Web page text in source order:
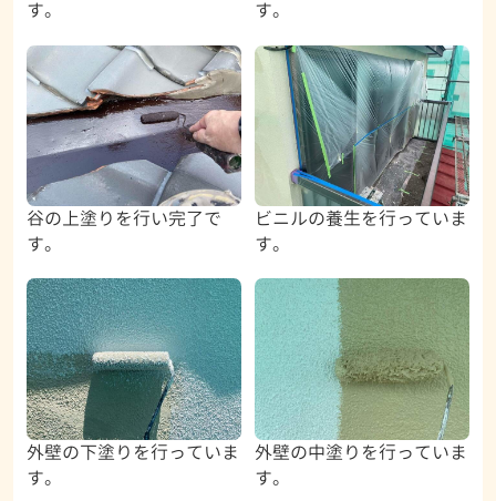
す。
す。
谷の上塗りを行い完了で
す。
ビニルの養生を行っていま
す。
外壁の下塗りを行っていま
す。
外壁の中塗りを行っていま
す。